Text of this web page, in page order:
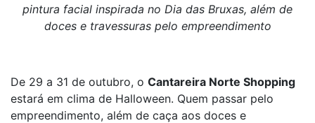
pintura facial inspirada no Dia das Bruxas, além de
doces e travessuras pelo empreendimento
De 29 a 31 de outubro, o Cantareira Norte Shopping
estará em clima de Halloween. Quem passar pelo
empreendimento, além de caça aos doces e